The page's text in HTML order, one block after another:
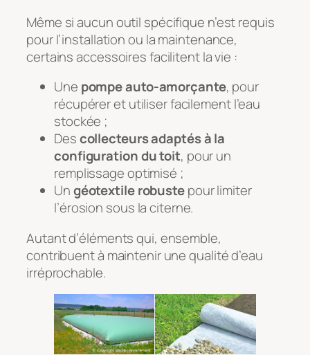
Même si aucun outil spécifique n’est requis
pour l’installation ou la maintenance,
certains accessoires facilitent la vie :
Une pompe auto-amorçante, pour
récupérer et utiliser facilement l’eau
stockée ;
Descollecteurs adaptés à la
configuration du toit, pour un
remplissage optimisé ;
Ungéotextile robustepour limiter
l’érosion sous la citerne.
Autant d’éléments qui, ensemble,
contribuent à maintenir une qualité d’eau
irréprochable.